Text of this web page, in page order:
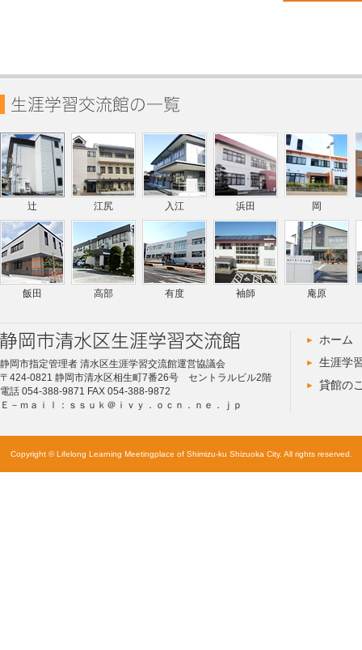
辻 江尻 入江 浜田 岡
飯田 高部 有度 袖師 庵原
静岡市指定管理者 清水区生涯学習交流館運営協議会
〒424-0821 静岡市清水区相生町7番26号 セントラルビル2階
電話 054-388-9871 FAX 054-388-9872
Ｅ－ｍａｉｌ：ｓｓｕｋ＠ｉｖｙ．ｏｃｎ．ｎｅ．ｊｐ
ホーム
生涯学
貸館の
Copyright © Lifelong Learning Meetingplace of Shimizu-ku Shizuoka City. All rights reserved.